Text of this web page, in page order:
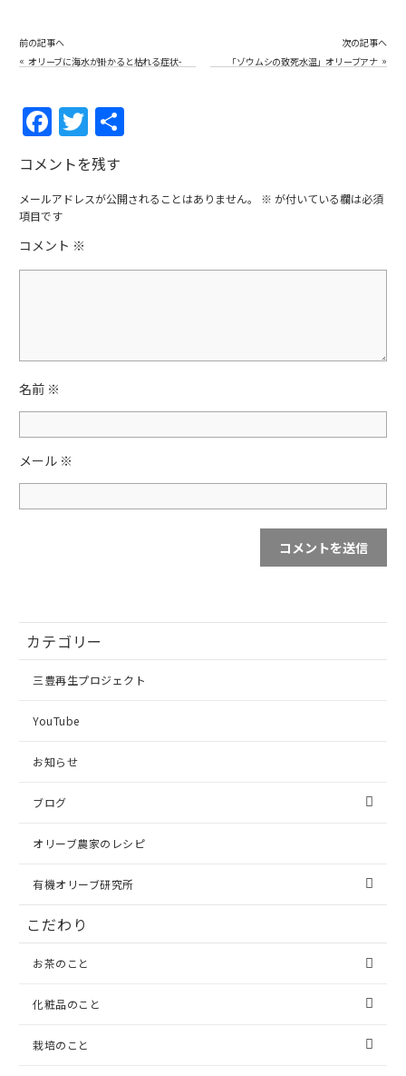
前の記事へ
« オリーブに海水が掛かると枯れる症状-
オリーブの生態観察
次の記事へ
「ゾウムシの致死水温」オリーブアナ
アキゾウムシ生態実験
»
F
a
c
e
b
o
T
w
itt
er
コメントを残す
メールアドレスが公開されることはありません。 ※ が付いている欄は必須
項目です
コメント ※
名前 ※
メール ※
カテゴリー
三豊再生プロジェクト
YouTube
お知らせ
ブログ
オリーブ農家のレシピ
有機オリーブ研究所
こだわり
お茶のこと
化粧品のこと
栽培のこと